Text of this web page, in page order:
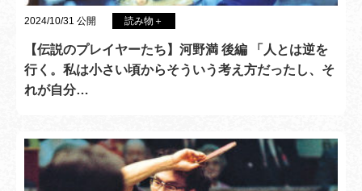
2024/10/31 公開 読み物＋
【伝説のプレイヤーたち】河野満 後編 「人とは逆を
行く。私は小さい頃からそういう考え方だったし、そ
れが自分…